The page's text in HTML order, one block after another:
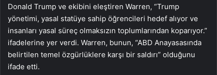
Donald Trump ve ekibini eleştiren Warren, “Trump
yönetimi, yasal statüye sahip öğrencileri hedef alıyor ve
insanları yasal süreç olmaksızın toplumlarından koparıyor.”
ifadelerine yer verdi. Warren, bunun, “ABD Anayasasında
belirtilen temel özgürlüklere karşı bir saldırı” olduğunu
ifade etti.